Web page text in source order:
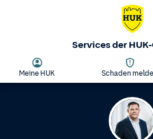
Services der HUK-
Meine HUK Schaden